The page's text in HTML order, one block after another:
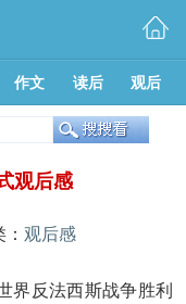
作文 读后 观后
观后感
观后感
界反法西斯战争胜利